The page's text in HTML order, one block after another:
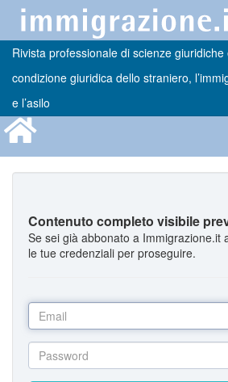
Rivista professionale di scienze
condizione giuridica dello straniero,
e l’asilo
Contenuto completo visibile
Se sei già abbonato a Immigrazione.it
le tue credenziali per proseguire.